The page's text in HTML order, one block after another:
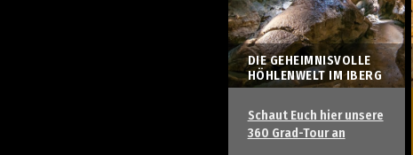
DIE GEHEIMNISVOLLE
HÖHLENWELT IM IBERG
Schaut Euch hier unsere
360 Grad-Tour an